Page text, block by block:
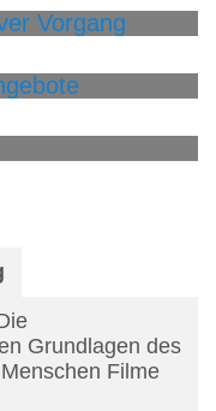
Vorgang
Grundlagen des
Filme